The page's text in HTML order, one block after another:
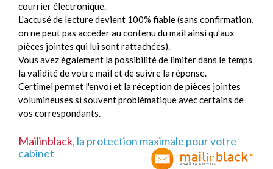
courrier électronique.
L'accusé de lecture devient 100% fiable (sans confirmation,
on ne peut pas accéder au contenu du mail ainsi qu'aux
pièces jointes qui lui sont rattachées).
Vous avez également la possibilité de limiter dans le temps
la validité de votre mail et de suivre la réponse.
Certimel permet l'envoi et la réception de pièces jointes
volumineuses si souvent problématique avec certains de
vos correspondants.
Mailinblack, la protection maximale pour votre
cabinet